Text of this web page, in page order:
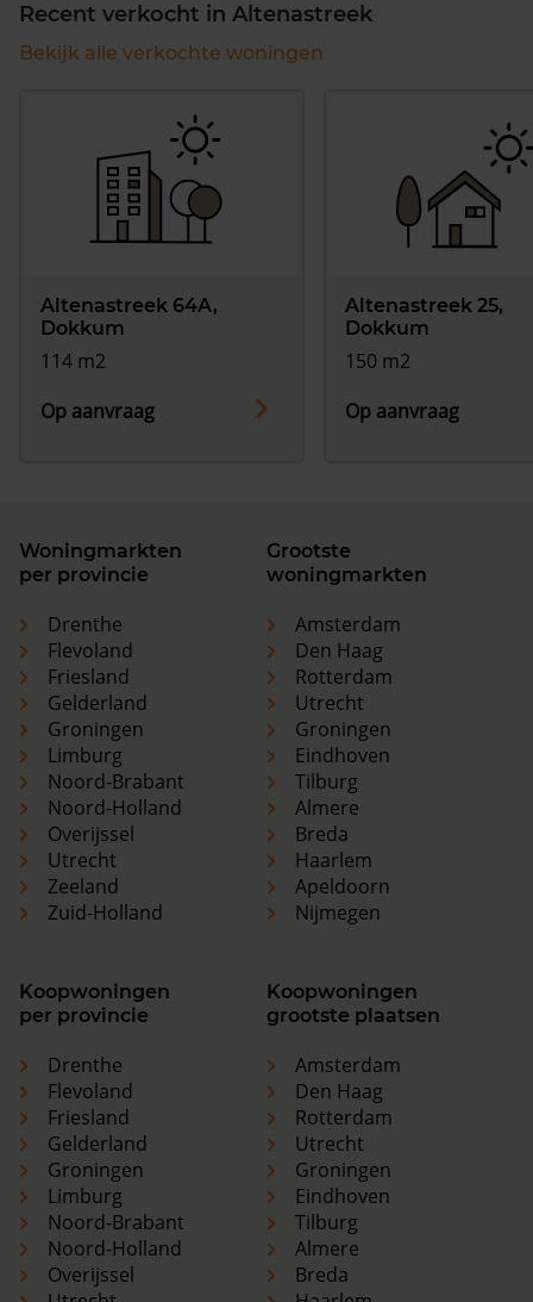
Recent verkocht in Altenastreek
Bekijk alle verkochte woningen
Altenastreek 64A,
Dokkum
114 m2
Op aanvraag
Altenastreek 25,
Dokkum
150 m2
Op aanvraag
Woningmarkten
per provincie
Drenthe
Flevoland
Friesland
Gelderland
Groningen
Limburg
Noord-Brabant
Noord-Holland
Overijssel
Utrecht
Zeeland
Zuid-Holland
Grootste
woningmarkten
Amsterdam
Den Haag
Rotterdam
Utrecht
Groningen
Eindhoven
Tilburg
Almere
Breda
Haarlem
Apeldoorn
Nijmegen
Koopwoningen
per provincie
Drenthe
Flevoland
Friesland
Gelderland
Groningen
Limburg
Noord-Brabant
Noord-Holland
Overijssel
Koopwoningen
grootste plaatsen
Amsterdam
Den Haag
Rotterdam
Utrecht
Groningen
Eindhoven
Tilburg
Almere
Breda